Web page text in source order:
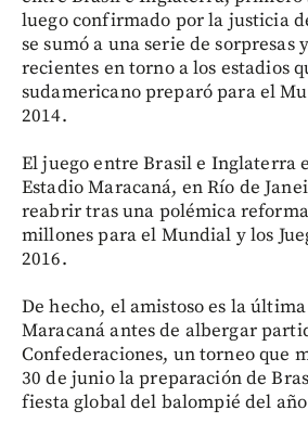
luego confirmado por la justicia
se sumó a una serie de sorpresas
recientes en torno a los estadios
sudamericano preparó para el
2014.
El juego entre Brasil e Inglaterra
Estadio Maracaná, en Río de
reabrir tras una polémica reforma
millones para el Mundial y los
2016.
De hecho, el amistoso es la
Maracaná antes de albergar
Confederaciones, un torneo que
30 de junio la preparación de
fiesta global del balompié del